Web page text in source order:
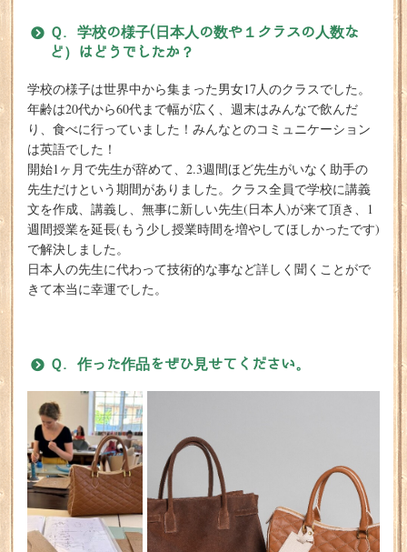
Ｑ. 学校の様子(日本人の数や１クラスの人数な
ど）はどうでしたか？
学校の様子は世界中から集まった男女17人のクラスでした。
年齢は20代から60代まで幅が広く、週末はみんなで飲んだ
り、食べに行っていました！みんなとのコミュニケーション
は英語でした！
開始1ヶ月で先生が辞めて、2.3週間ほど先生がいなく助手の
先生だけという期間がありました。クラス全員で学校に講義
文を作成、講義し、無事に新しい先生(日本人)が来て頂き、1
週間授業を延長(もう少し授業時間を増やしてほしかったです)
で解決しました。
日本人の先生に代わって技術的な事など詳しく聞くことがで
きて本当に幸運でした。
Ｑ. 作った作品をぜひ見せてください。